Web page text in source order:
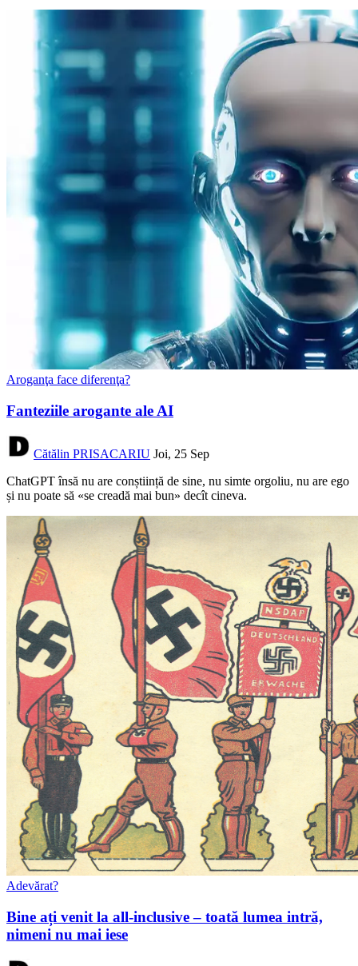
Aroganţa face diferenţa?
Fanteziile arogante ale AI
Cătălin PRISACARIU Joi, 25 Sep
ChatGPT însă nu are conștiință de sine, nu simte orgoliu, nu are ego
și nu poate să «se creadă mai bun» decît cineva.
Adevărat?
Bine ați venit la all-inclusive – toată lumea intră,
nimeni nu mai iese